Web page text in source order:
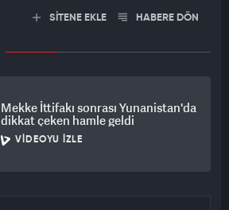
SİTENE EKLE HABERE DÖN
Mekke İttifakı sonrası Yunanistan'da
dikkat çeken hamle geldi
VIDEOYU İZLE